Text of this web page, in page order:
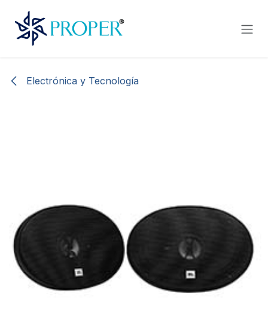
Electrónica y Tecnología